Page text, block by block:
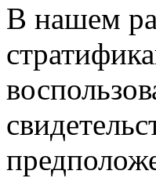
В нашем